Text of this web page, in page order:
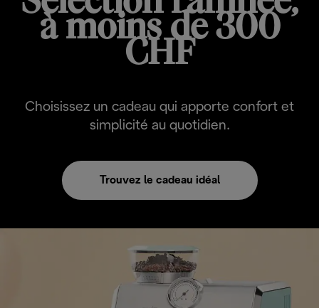
à moins de 300
CHF
Choisissez un cadeau qui apporte confort et
simplicité au quotidien.
Trouvez le cadeau idéal